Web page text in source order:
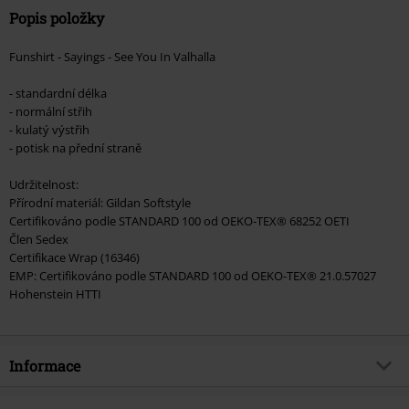
Popis položky
Funshirt - Sayings - See You In Valhalla
- standardní délka
- normální střih
- kulatý výstřih
- potisk na přední straně
Udržitelnost:
Přírodní materiál: Gildan Softstyle
Certifikováno podle STANDARD 100 od OEKO-TEX® 68252 OETI
Člen Sedex
Certifikace Wrap (16346)
EMP: Certifikováno podle STANDARD 100 od OEKO-TEX® 21.0.57027
Hohenstein HTTI
Informace